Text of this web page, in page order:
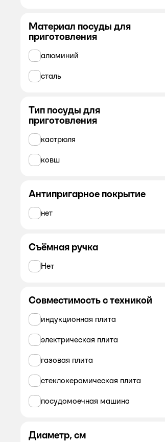
SCOVO
Лысьвенские эмали
Материал посуды для
приготовления
алюминий
сталь
Тип посуды для
приготовления
кастрюля
ковш
Антипригарное покрытие
нет
Съёмная ручка
Нет
Совместимость с техникой
индукционная плита
электрическая плита
газовая плита
стеклокерамическая плита
посудомоечная машина
Диаметр, см